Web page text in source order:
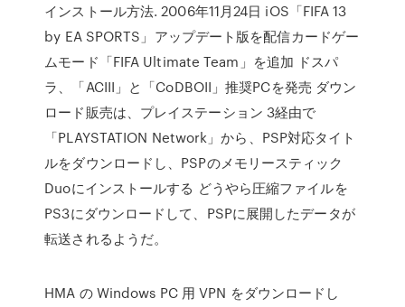
インストール方法. 2006年11月24日 iOS「FIFA 13
by EA SPORTS」アップデート版を配信カードゲー
ムモード「FIFA Ultimate Team」を追加 ドスパ
ラ、「ACIII」と「CoDBOII」推奨PCを発売 ダウン
ロード販売は、プレイステーション 3経由で
「PLAYSTATION Network」から、PSP対応タイト
ルをダウンロードし、PSPのメモリースティック
Duoにインストールする どうやら圧縮ファイルを
PS3にダウンロードして、PSPに展開したデータが
転送されるようだ。
HMA の Windows PC 用 VPN をダウンロードし